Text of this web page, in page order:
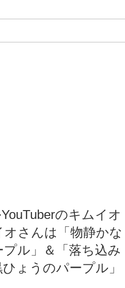
のキムイオ
さんは「物静かな
ル」＆「落ち込み
ょうのパープル」